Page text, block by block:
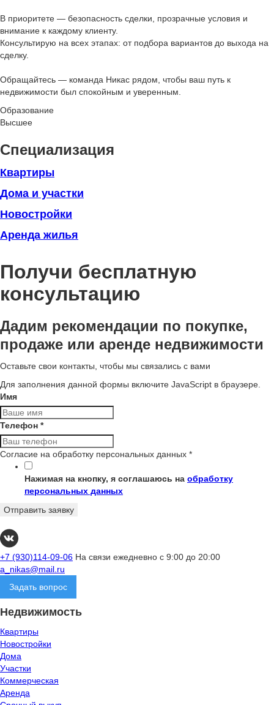
В приоритете — безопасность сделки, прозрачные условия и
внимание к каждому клиенту.
Консультирую на всех этапах: от подбора вариантов до выхода на
сделку.
Обращайтесь — команда Никас рядом, чтобы ваш путь к
недвижимости был спокойным и уверенным.
Образование
Высшее
Специализация
Квартиры
Дома и участки
Новостройки
Аренда жилья
Получи бесплатную
консультацию
Дадим рекомендации по покупке,
продаже или аренде недвижимости
Оставьте свои контакты, чтобы мы связались с вами
Для заполнения данной формы включите JavaScript в браузере.
Имя
Телефон *
Согласие на обработку персональных данных *
Нажимая на кнопку, я соглашаюсь на обработку
персональных данных
Отправить заявку
+7 (930)114-09-06 На связи ежедневно с 9:00 до 20:00
a_nikas@mail.ru
Задать вопрос
Недвижимость
Квартиры
Новостройки
Дома
Участки
Коммерческая
Аренда